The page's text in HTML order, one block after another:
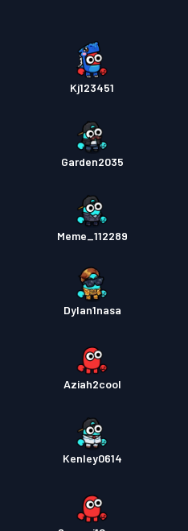
Kj123451
Garden2035
Meme_112289
Dylan1nasa
Aziah2cool
Kenley0614